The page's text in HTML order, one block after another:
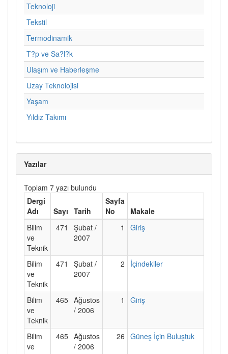
Teknoloji
Tekstil
Termodinamik
T?p ve Sa?l?k
Ulaşım ve Haberleşme
Uzay Teknolojisi
Yaşam
Yıldız Takımı
Yazılar
Toplam 7 yazı bulundu
Dergi
Adı
Sayı Tarih
Sayfa
No
Makale
Bilim
ve
Teknik
471
Şubat /
2007
1 Giriş
Bilim
ve
Teknik
471
Şubat /
2007
2 İçindekiler
Bilim
ve
Teknik
465 Ağustos
/ 2006
1 Giriş
Bilim
ve
465 Ağustos
/ 2006
26 Güneş İçin Buluştuk